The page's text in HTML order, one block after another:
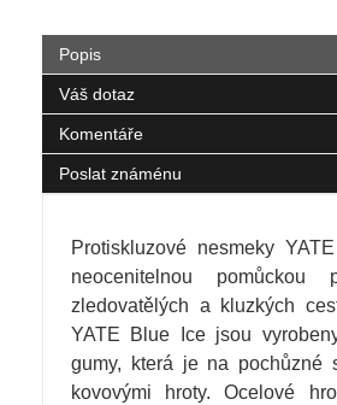
Popis
Váš dotaz
Komentáře
Poslat známénu
Protiskluzové nesmeky
neocenitelnou
zledovatělých a kluzkých
YATE Blue Ice jsou
gumy, která je na pochůzné
kovovými hroty. Ocelové